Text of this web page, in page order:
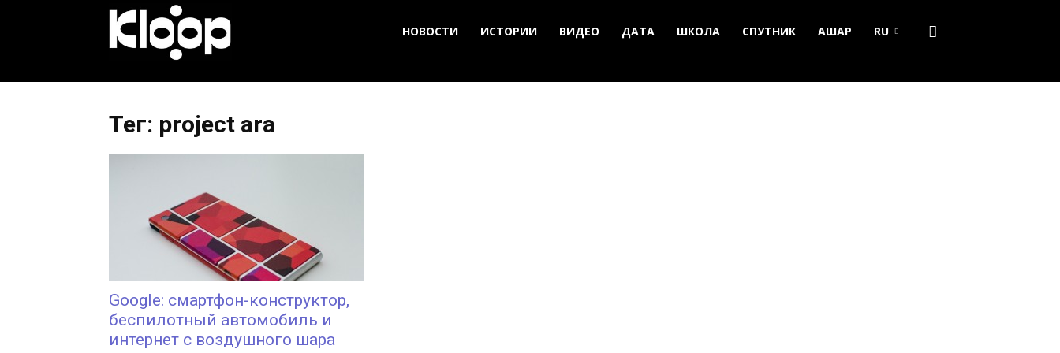
Новости
Кыргызстана
НОВОСТИ ИСТОРИИ ВИДЕО ДАТА ШКОЛА СПУТНИК АШАР RU
Тег: project ara
Google: смартфон-конструктор,
беспилотный автомобиль и
интернет с воздушного шара